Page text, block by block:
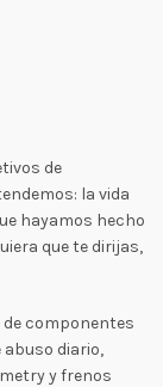
de
la vida
hayamos hecho
que te dirijas,
componentes
diario,
y frenos